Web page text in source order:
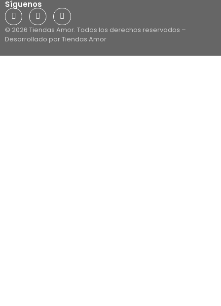
Síguenos
© 2026 Tiendas Amor. Todos los derechos reservados –
Desarrollado por Tiendas Amor